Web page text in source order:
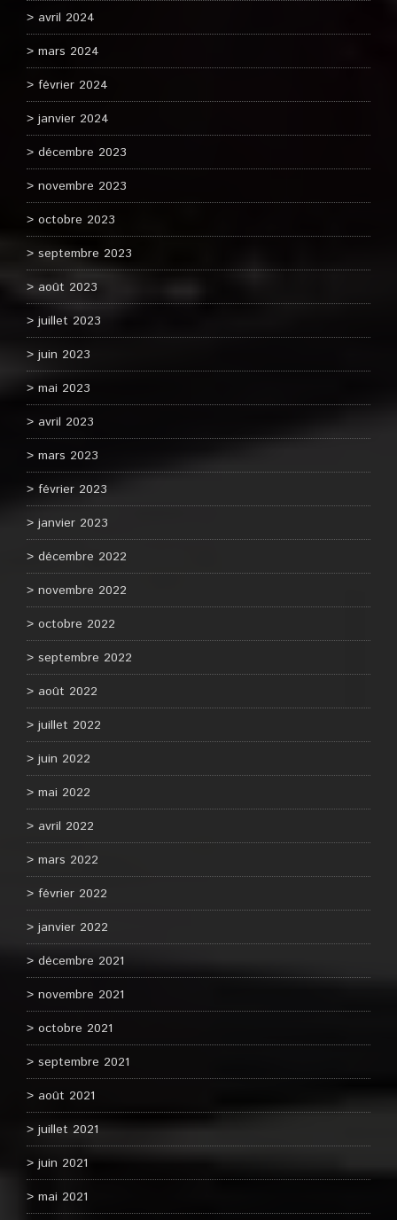
avril 2024
mars 2024
février 2024
janvier 2024
décembre 2023
novembre 2023
octobre 2023
septembre 2023
août 2023
juillet 2023
juin 2023
mai 2023
avril 2023
mars 2023
février 2023
janvier 2023
décembre 2022
novembre 2022
octobre 2022
septembre 2022
août 2022
juillet 2022
juin 2022
mai 2022
avril 2022
mars 2022
février 2022
janvier 2022
décembre 2021
novembre 2021
octobre 2021
septembre 2021
août 2021
juillet 2021
juin 2021
mai 2021